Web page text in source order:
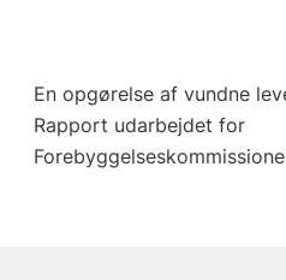
En opgørelse af vundne
Rapport udarbejdet for